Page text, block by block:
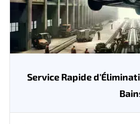
Service Rapide